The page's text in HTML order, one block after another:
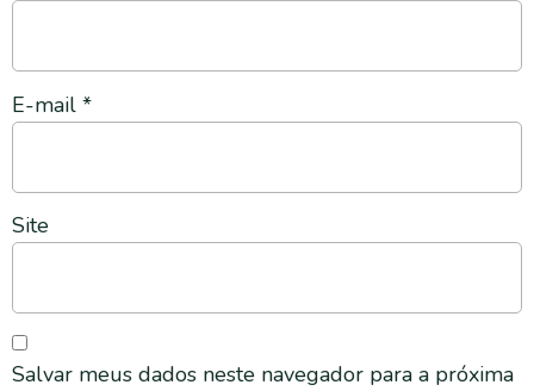
E-mail *
Site
Salvar meus dados neste navegador para a próxima